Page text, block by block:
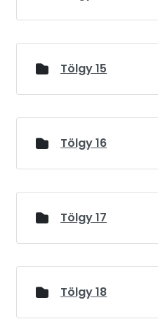
Tölgy 15
Tölgy 16
Tölgy 17
Tölgy 18